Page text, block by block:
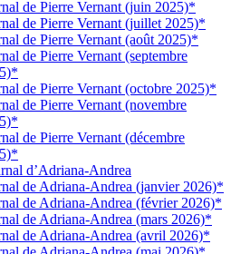
de Pierre Vernant (juin 2025)*
de Pierre Vernant (juillet 2025)*
de Pierre Vernant (août 2025)*
de Pierre Vernant (septembre
de Pierre Vernant (octobre 2025)*
de Pierre Vernant (novembre
de Pierre Vernant (décembre
d’Adriana-Andrea
de Adriana-Andrea (janvier 2026)*
de Adriana-Andrea (février 2026)*
de Adriana-Andrea (mars 2026)*
de Adriana-Andrea (avril 2026)*